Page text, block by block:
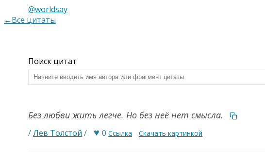
@worldsay
←Все цитаты
Поиск цитат
Без любви жить легче. Но без неё нет смысла.
/Лев Толстой / ♥ 0 Ссылка Скачать картинкой